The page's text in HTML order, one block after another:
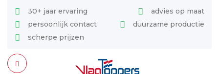
30+ jaar ervaring
advies op maat
persoonlijk contact
duurzame productie
scherpe prijzen